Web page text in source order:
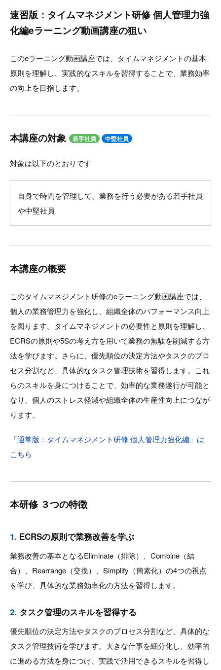
速習版：タイムマネジメント研修 個人管理力強
化編eラーニング動画講座の狙い
このeラーニング動画講座では、タイムマネジメントの基本
原則を理解し、実践的なスキルを習得することで、業務効率
の向上を目指します。
本講座の対象 若手社員 中堅社員
対象は以下のとおりです
自身で時間を管理して、業務を行う必要がある若手社員
や中堅社員
本講座の概要
このタイムマネジメント研修のeラーニング動画講座では、
個人の業務管理力を強化し、組織全体のパフォーマンス向上
を図ります。タイムマネジメントの必要性と原則を理解し、
ECRSの原則や5Sの考え方を用いて業務の無駄を削減する方
法を学びます。さらに、優先順位の決定方法やタスクのプロ
セス分割など、具体的なタスク管理技術を習得します。これ
らのスキルを身につけることで、効率的な業務遂行が可能と
なり、個人のストレス軽減や組織全体の生産性向上につなが
ります。
「通常版：タイムマネジメント研修 個人管理力強化編」は
こちら
本研修 ３つの特徴
1. ECRSの原則で業務改善を学ぶ
業務改善の基本となるEliminate（排除）、Combine（結
合）、Rearrange（交換）、Simplify（簡素化）の4つの視点
を学び、具体的な業務効率化の方法を習得します。
2. タスク管理のスキルを習得する
優先順位の決定方法やタスクのプロセス分割など、具体的な
タスク管理技術を学びます。大きな仕事を細分化し、効率的
に進める方法を身につけ、実践で活用できるスキルを習得し